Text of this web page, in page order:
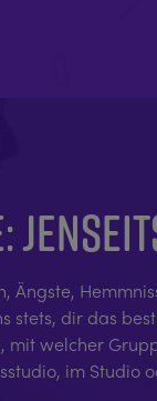
stets, dir das
mit welcher
im Studio